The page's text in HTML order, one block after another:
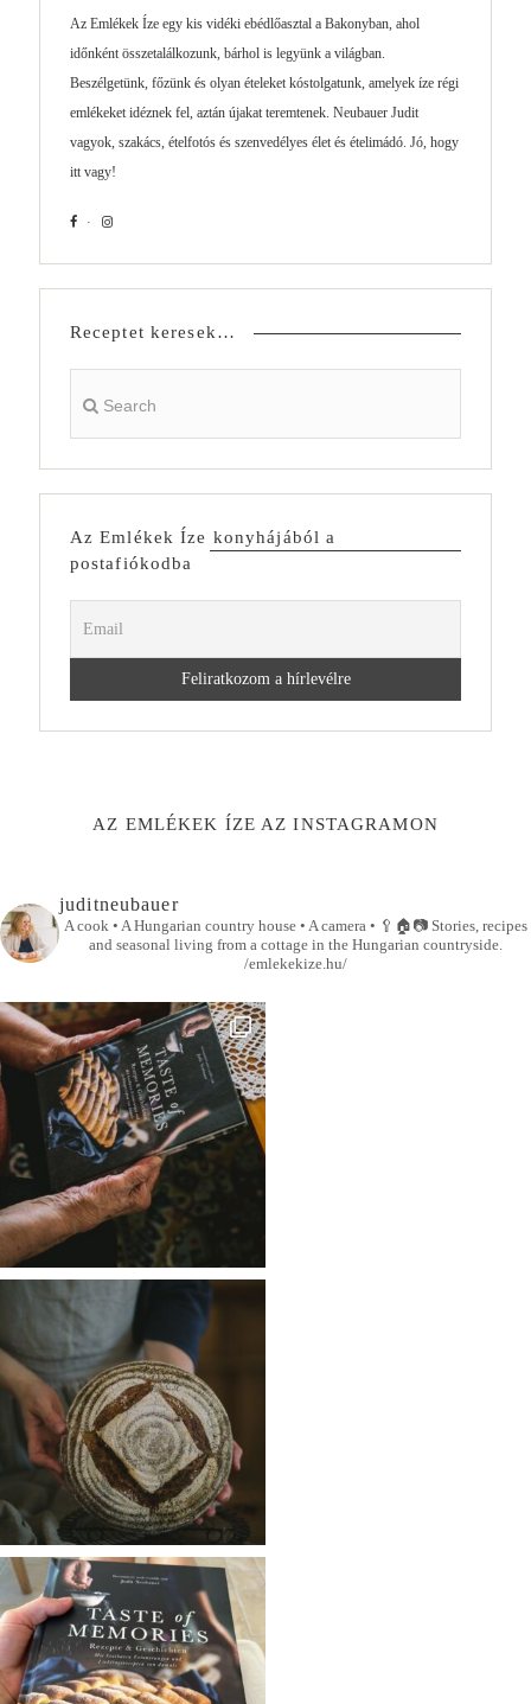
Az Emlékek Íze egy kis vidéki ebédlőasztal a Bakonyban, ahol
időnként összetalálkozunk, bárhol is legyünk a világban.
Beszélgetünk, főzünk és olyan ételeket kóstolgatunk, amelyek íze régi
emlékeket idéznek fel, aztán újakat teremtenek. Neubauer Judit
vagyok, szakács, ételfotós és szenvedélyes élet és ételimádó. Jó, hogy
itt vagy!
Receptet keresek…
Az Emlékek Íze konyhájából a
postafiókodba
AZ EMLÉKEK ÍZE AZ INSTAGRAMON
juditneubauer
A cook • A Hungarian country house • A camera • 🥄🏠📷Stories, recipes
and seasonal living from a cottage in the Hungarian countryside.
/emlekekize.hu/